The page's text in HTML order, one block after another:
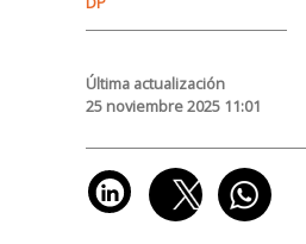
Última actualización
25 noviembre 2025 11:01